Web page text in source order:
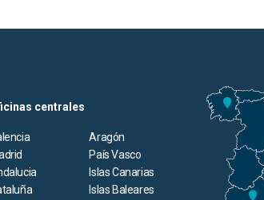
centrales
Aragón
País Vasco
Islas Canarias
Islas Baleares